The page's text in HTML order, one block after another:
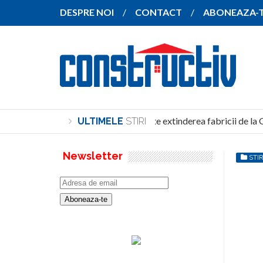
DESPRE NOI CONTACT ABONEAZA-
ULTIMELE STIRI
SANY pregătește extinderea fabricii de la
Newsletter